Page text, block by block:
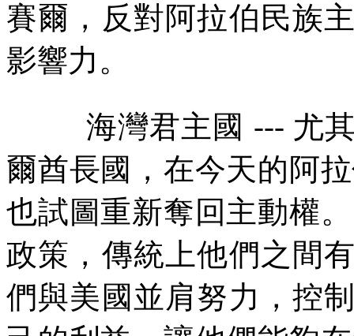
賽爾，反對阿拉伯民族
影響力。
海灣君主國 --- 尤
爾酋長國，在今天的阿
也試圖重新奪回主動權。
政策，傳統上他們之間
們與美國並肩努力，控